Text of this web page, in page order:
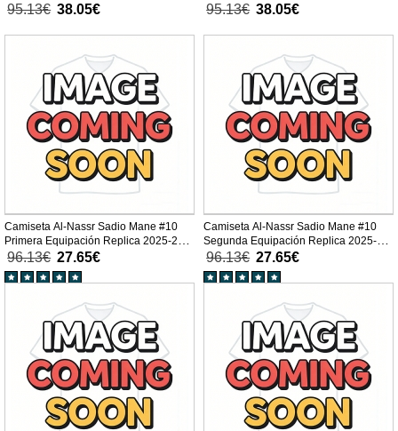
2026 para mujer mangas cortas
95.13€ 38.05€
2026 para mujer mangas cortas
95.13€ 38.05€
Camiseta Al-Nassr Sadio Mane #10
Primera Equipación Replica 2025-26
para niños mangas cortas (+
Pantalones cortos)
96.13€ 27.65€
Camiseta Al-Nassr Sadio Mane #10
Segunda Equipación Replica 2025-26
para niños mangas cortas (+
Pantalones cortos)
96.13€ 27.65€